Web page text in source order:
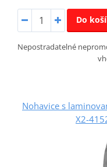
Do
Nepostradatelné
Nohavice s
X2-